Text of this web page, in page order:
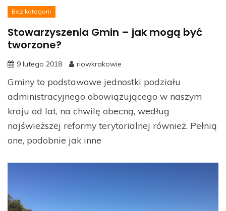
Bez kategorii
Stowarzyszenia Gmin – jak mogą być
tworzone?
9 lutego 2018 riowkrakowie
Gminy to podstawowe jednostki podziału
administracyjnego obowiązującego w naszym
kraju od lat, na chwilę obecną, według
najświeższej reformy terytorialnej również. Pełnią
one, podobnie jak inne